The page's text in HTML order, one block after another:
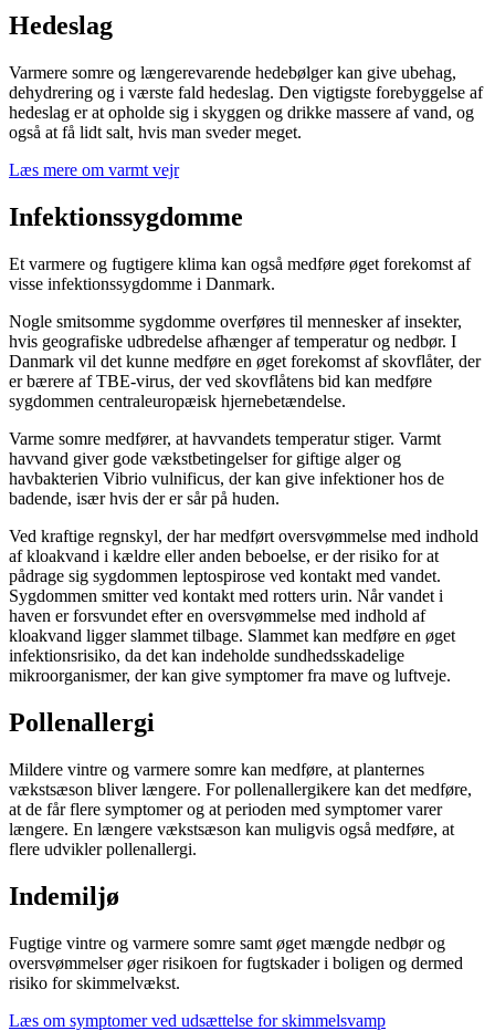
Hedeslag
Varmere somre og længerevarende hedebølger kan give ubehag,
dehydrering og i værste fald hedeslag. Den vigtigste forebyggelse af
hedeslag er at opholde sig i skyggen og drikke massere af vand, og
også at få lidt salt, hvis man sveder meget.
Læs mere om varmt vejr
Infektionssygdomme
Et varmere og fugtigere klima kan også medføre øget forekomst af
visse infektionssygdomme i Danmark.
Nogle smitsomme sygdomme overføres til mennesker af insekter,
hvis geografiske udbredelse afhænger af temperatur og nedbør. I
Danmark vil det kunne medføre en øget forekomst af skovflåter, der
er bærere af TBE-virus, der ved skovflåtens bid kan medføre
sygdommen centraleuropæisk hjernebetændelse.
Varme somre medfører, at havvandets temperatur stiger. Varmt
havvand giver gode vækstbetingelser for giftige alger og
havbakterien Vibrio vulnificus, der kan give infektioner hos de
badende, især hvis der er sår på huden.
Ved kraftige regnskyl, der har medført oversvømmelse med indhold
af kloakvand i kældre eller anden beboelse, er der risiko for at
pådrage sig sygdommen leptospirose ved kontakt med vandet.
Sygdommen smitter ved kontakt med rotters urin. Når vandet i
haven er forsvundet efter en oversvømmelse med indhold af
kloakvand ligger slammet tilbage. Slammet kan medføre en øget
infektionsrisiko, da det kan indeholde sundhedsskadelige
mikroorganismer, der kan give symptomer fra mave og luftveje.
Pollenallergi
Mildere vintre og varmere somre kan medføre, at planternes
vækstsæson bliver længere. For pollenallergikere kan det medføre,
at de får flere symptomer og at perioden med symptomer varer
længere. En længere vækstsæson kan muligvis også medføre, at
flere udvikler pollenallergi.
Indemiljø
Fugtige vintre og varmere somre samt øget mængde nedbør og
oversvømmelser øger risikoen for fugtskader i boligen og dermed
risiko for skimmelvækst.
Læs om symptomer ved udsættelse for skimmelsvamp